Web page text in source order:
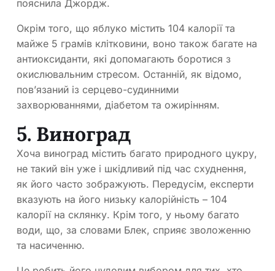
пояснила Джордж.
Окрім того, що яблуко містить 104 калорії та
майже 5 грамів клітковини, воно також багате на
антиоксиданти, які допомагають боротися з
окислювальним стресом. Останній, як відомо,
пов’язаний із серцево-судинними
захворюваннями, діабетом та ожирінням.
5. Виноград
Хоча виноград містить багато природного цукру,
не такий він уже і шкідливий під час схуднення,
як його часто зображують. Передусім, експерти
вказують на його низьку калорійність – 104
калорії на склянку. Крім того, у ньому багато
води, що, за словами Блек, сприяє зволоженню
та насиченню.